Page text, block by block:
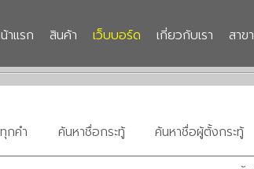
าแรก สินค้า เว็บบอร์ด เกี่ยวกับเรา สาขา
กคำ ค้นหาชื่อกระทู้ ค้นหาชื่อผู้ตั้งกระทู้